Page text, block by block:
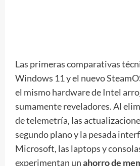
Las primeras comparativas
Windows 11 y el nuevo
el mismo hardware de Intel
sumamente reveladores. Al
de telemetría, las
segundo plano y la pesada
Microsoft, las laptops y
experimentan unahorro de